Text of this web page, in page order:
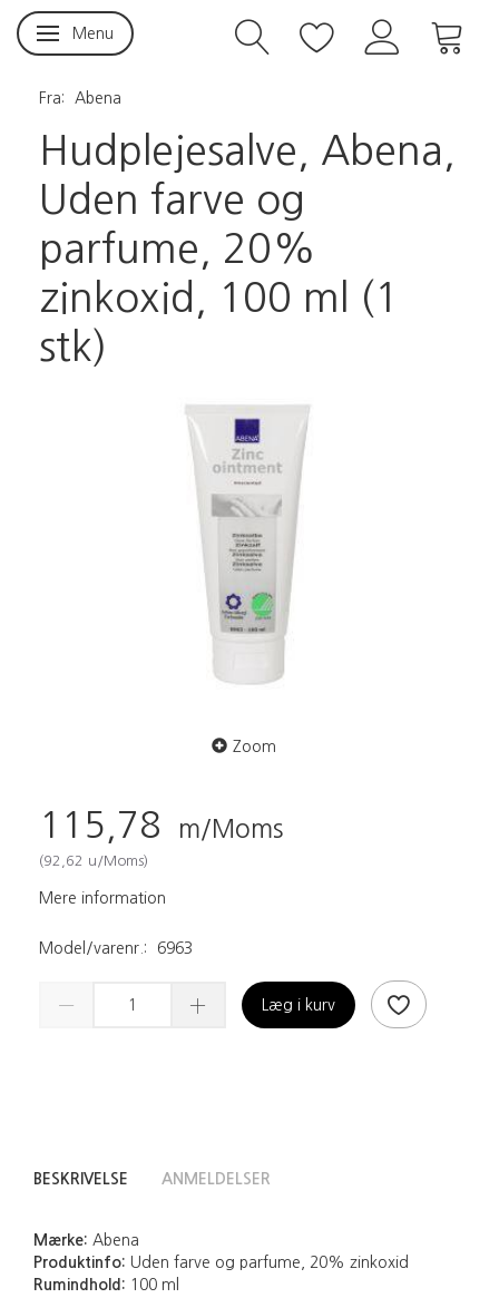
Skifte navigation
Menu
Fra: Abena
Hudplejesalve, Abena,
Uden farve og
parfume, 20%
zinkoxid, 100 ml (1
stk)
Zoom
115,78 m/Moms
(92,62 u/Moms)
Mere information
Model/varenr.: 6963
Læg i kurv
BESKRIVELSE ANMELDELSER
Mærke: Abena
Produktinfo: Uden farve og parfume, 20% zinkoxid
Rumindhold: 100 ml